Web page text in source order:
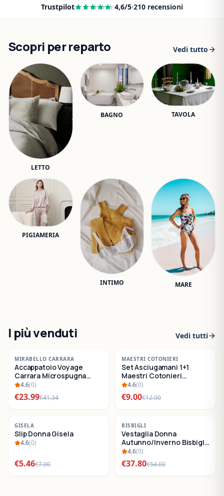
Trustpilot 4,6/5·210 recensioni
Scopri per reparto Vedi tutto
LETTO
BAGNO TAVOLA
PIGIAMERIA
INTIMO MARE
I più venduti Vedi tutti
-42%
SALDI
MIRABELLO CARRARA
Accappatoio Voyage
Carrara Microspugna
Cotone
4.6(0)
€23.99€41.34
-25%
SALDI
MAESTRI COTONIERI
Set Asciugamani 1+1
Maestri Cotonieri
Eternity Spugna di
Cotone
4.6(0)
€9.00€12.00
-22 %
SALDI
GISELA
Slip Donna Gisela
4.6(0)
€5.46€7.00
-30 %
SALDI
BISBIGLI
Vestaglia Donna
Autunno/Inverno Bisbigli
BO288632
4.6(0)
€37.80€54.00